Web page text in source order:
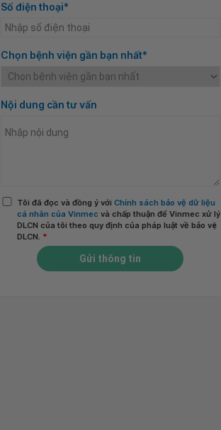
Số điện thoại*
Chọn bệnh viện gần bạn nhất*
Nội dung cần tư vấn
Tôi đã đọc và đồng ý với Chính sách bảo vệ dữ liệu
cá nhân của Vinmec và chấp thuận để Vinmec xử lý
DLCN của tôi theo quy định của pháp luật về bảo vệ
DLCN. *
Gửi thông tin